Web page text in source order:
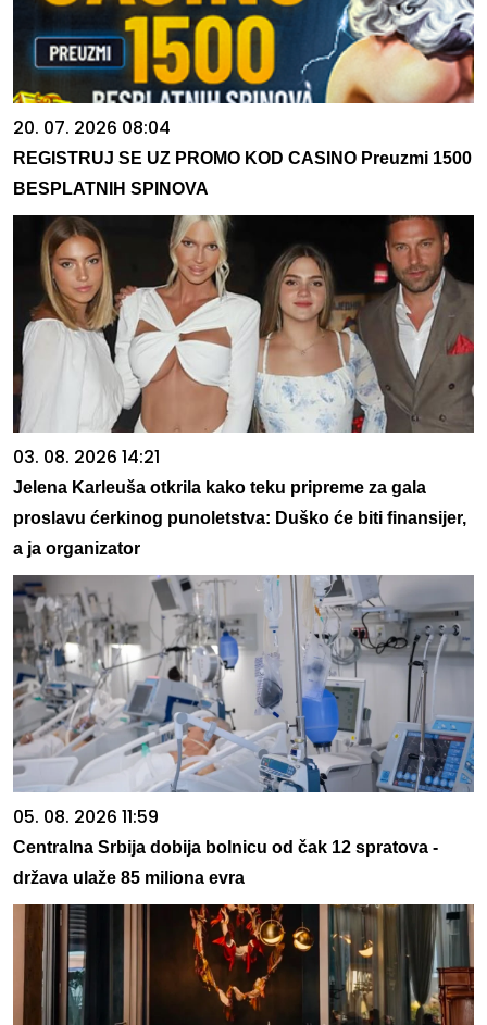
20. 07. 2026 08:04
REGISTRUJ SE UZ PROMO KOD CASINO Preuzmi 1500
BESPLATNIH SPINOVA
03. 08. 2026 14:21
Jelena Karleuša otkrila kako teku pripreme za gala
proslavu ćerkinog punoletstva: Duško će biti finansijer,
a ja organizator
05. 08. 2026 11:59
Centralna Srbija dobija bolnicu od čak 12 spratova -
država ulaže 85 miliona evra